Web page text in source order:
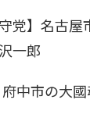
守党】名古
一郎
府中市の大